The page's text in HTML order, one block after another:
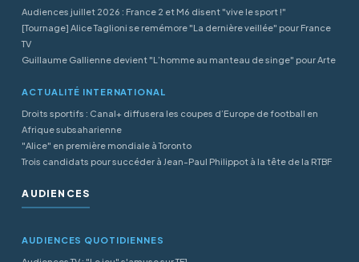
Audiences juillet 2026 : France 2 et M6 disent "vive le sport !"
[Tournage] Alice Taglioni se remémore "La dernière veillée" pour France
TV
Guillaume Gallienne devient "L’homme au manteau de singe" pour Arte
ACTUALITÉ INTERNATIONAL
Droits sportifs : Canal+ diffusera les coupes d’Europe de football en
Afrique subsaharienne
"Alice" en première mondiale à Toronto
Trois candidats pour succéder à Jean-Paul Philippot à la tête de la RTBF
AUDIENCES
AUDIENCES QUOTIDIENNES